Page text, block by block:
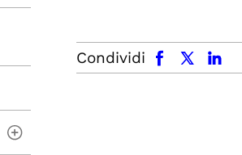
Condividi
facebook x.com linkedin